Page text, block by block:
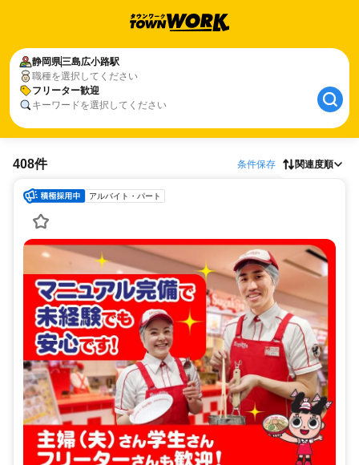
静岡県三島広小路駅
職種を選択してください
フリーター歓迎
キーワードを選択してください
408件 条件保存 関連度順
アルバイト・パート